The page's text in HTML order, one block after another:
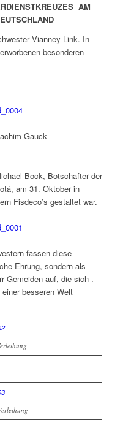
AM
Vianney Link. In
besonderen
Gauck
Bock, Botschafter der
am 31. Oktober in
Fisdeco’s gestaltet war.
fassen diese
Ehrung, sondern als
Gemeiden auf, die sich .
besseren Welt